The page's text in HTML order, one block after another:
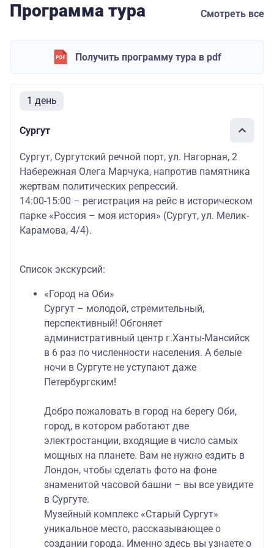
Программа тура Смотреть все
Получить программу тура в pdf
1 день
Сургут
Сургут, Сургутский речной порт, ул. Нагорная, 2
Набережная Олега Марчука, напротив памятника
жертвам политических репрессий.
14:00-15:00 – регистрация на рейс в историческом
парке «Россия – моя история» (Сургут, ул. Мелик-
Карамова, 4/4).
Список экскурсий:
«Город на Оби»
Сургут – молодой, стремительный,
перспективный! Обгоняет
административный центр г.Ханты-Мансийск
в 6 раз по численности населения. А белые
ночи в Сургуте не уступают даже
Петербургским!
Добро пожаловать в город на берегу Оби,
город, в котором работают две
электростанции, входящие в число самых
мощных на планете. Вам не нужно ездить в
Лондон, чтобы сделать фото на фоне
знаменитой часовой башни – вы все увидите
в Сургуте.
Музейный комплекс «Старый Сургут»
уникальное место, рассказывающее о
создании города. Именно здесь вы узнаете о